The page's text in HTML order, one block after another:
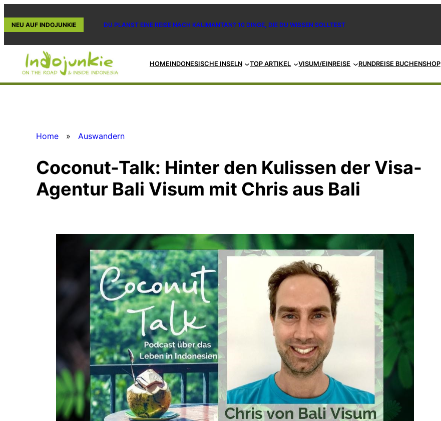
Inhalt
NEU AUF INDOJUNKIE DU PLANST EINE REISE NACH KALIMANTAN? 10 DINGE, DIE DU WISSEN SOLLTEST
HOMEINDONESISCHE INSELN TOP ARTIKEL VISUM/EINREISE RUNDREISE BUCHENSHOP
Home » Auswandern
Coconut-Talk: Hinter den Kulissen der Visa-
Agentur Bali Visum mit Chris aus Bali